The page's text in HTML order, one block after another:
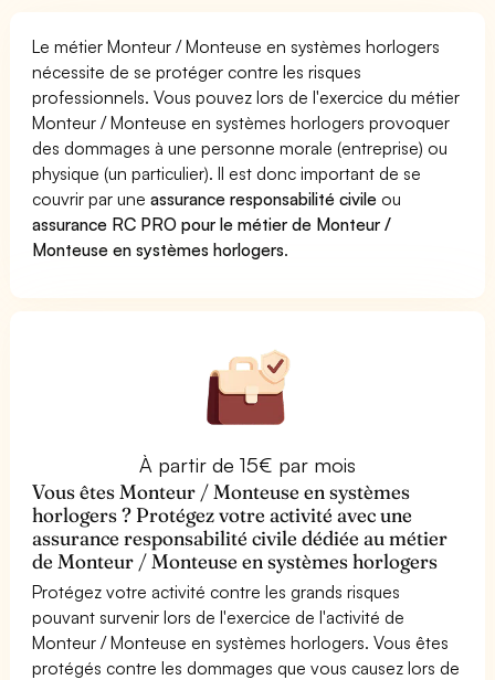
Le métier Monteur / Monteuse en systèmes horlogers
nécessite de se protéger contre les risques
professionnels. Vous pouvez lors de l'exercice du métier
Monteur / Monteuse en systèmes horlogers provoquer
des dommages à une personne morale (entreprise) ou
physique (un particulier). Il est donc important de se
couvrir par uneassurance responsabilité civile ou
assurance RC PRO pour le métier de Monteur /
Monteuse en systèmes horlogers.
À partir de 15€ par mois
Vous êtes Monteur / Monteuse en systèmes
horlogers ? Protégez votre activité avec une
assurance responsabilité civile dédiée au métier
de Monteur / Monteuse en systèmes horlogers
Protégez votre activité contre les grands risques
pouvant survenir lors de l'exercice de l'activité de
Monteur / Monteuse en systèmes horlogers. Vous êtes
protégés contre les dommages que vous causez lors de